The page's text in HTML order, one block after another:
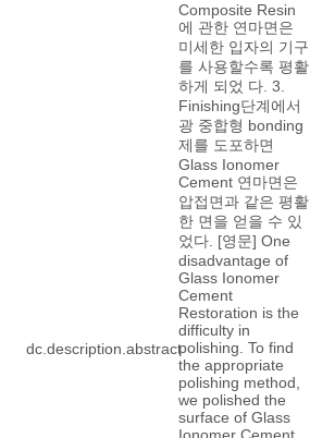
dc.description.abstract
Composite Resin
에 관한 연마면은
미세한 입자의 기구
를 사용할수록 평활
하게 되었 다. 3.
Finishing단계에서
광 중합형 bonding
제를 도포하면
Glass Ionomer
Cement 연마면은
압접면과 같은 평활
한 면을 얻을 수 있
었다. [영문] One
disadvantage of
Glass Ionomer
Cement
Restoration is the
difficulty in
polishing. To find
the appropriate
polishing method,
we polished the
surface of Glass